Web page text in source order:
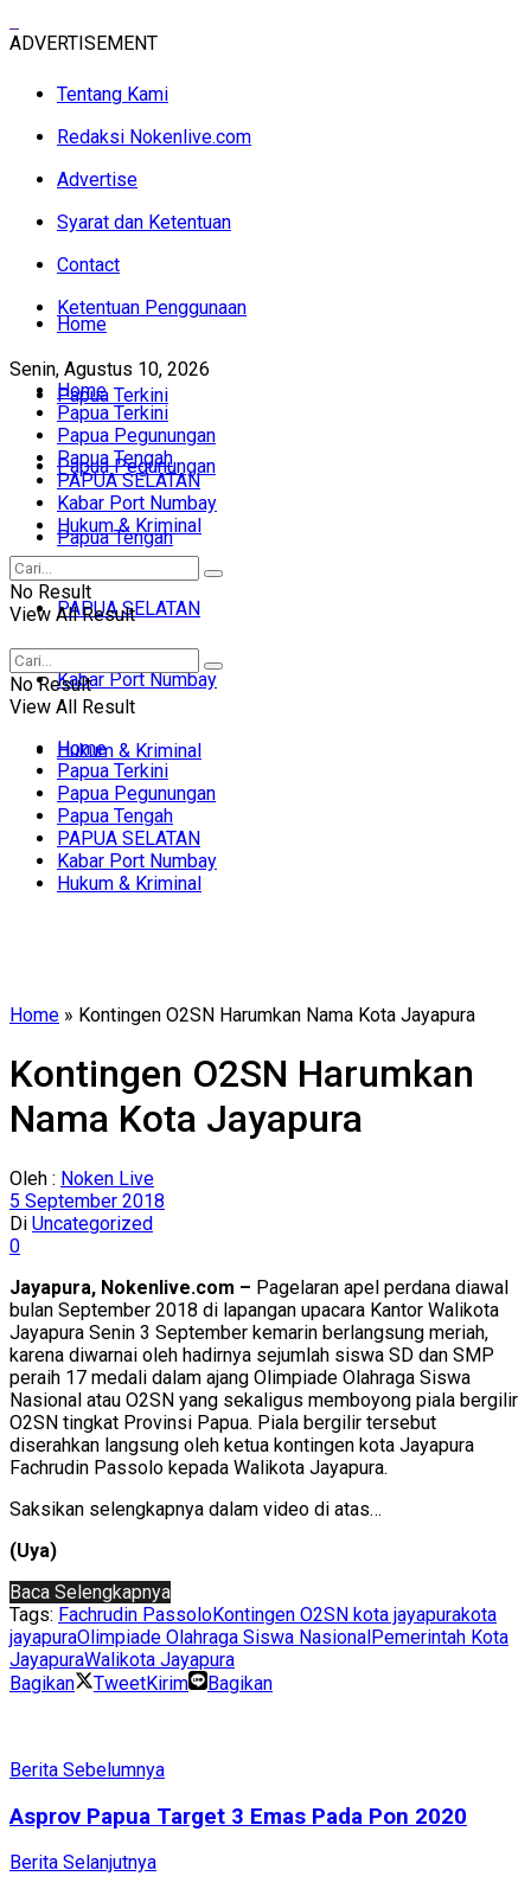
ADVERTISEMENT
Tentang Kami
Redaksi Nokenlive.com
Advertise
Syarat dan Ketentuan
Contact
Ketentuan Penggunaan
Senin, Agustus 10, 2026
Home
Papua Terkini
Papua Pegunungan
Papua Tengah
PAPUA SELATAN
Kabar Port Numbay
Hukum & Kriminal
Home
Papua Terkini
Papua Pegunungan
Papua Tengah
PAPUA SELATAN
Kabar Port Numbay
Hukum & Kriminal
No Result
View All Result
No Result
View All Result
Home
Papua Terkini
Papua Pegunungan
Papua Tengah
PAPUA SELATAN
Kabar Port Numbay
Hukum & Kriminal
Home » Kontingen O2SN Harumkan Nama Kota Jayapura
Kontingen O2SN Harumkan
Nama Kota Jayapura
Oleh : Noken Live
5 September 2018
Di Uncategorized
0
Jayapura, Nokenlive.com – Pagelaran apel perdana diawal
bulan September 2018 di lapangan upacara Kantor Walikota
Jayapura Senin 3 September kemarin berlangsung meriah,
karena diwarnai oleh hadirnya sejumlah siswa SD dan SMP
peraih 17 medali dalam ajang Olimpiade Olahraga Siswa
Nasional atau O2SN yang sekaligus memboyong piala bergilir
O2SN tingkat Provinsi Papua. Piala bergilir tersebut
diserahkan langsung oleh ketua kontingen kota Jayapura
Fachrudin Passolo kepada Walikota Jayapura.
Saksikan selengkapnya dalam video di atas…
(Uya)
Baca Selengkapnya
Tags: Fachrudin PassoloKontingen O2SN kota jayapurakota
jayapuraOlimpiade Olahraga Siswa NasionalPemerintah Kota
JayapuraWalikota Jayapura
Bagikan
TweetKirim Bagikan
Berita Sebelumnya
Asprov Papua Target 3 Emas Pada Pon 2020
Berita Selanjutnya